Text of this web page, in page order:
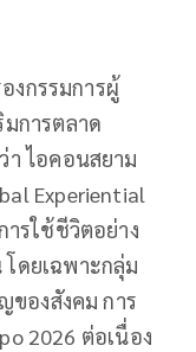
งกรรมการผู้
การตลาด
า ไอคอนสยาม
Experiential
รใช้ชีวิตอย่าง
ดยเฉพาะกลุ่ม
ของสังคม การ
2026 ต่อเนื่อง